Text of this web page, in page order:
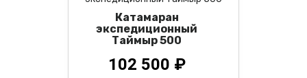
Катамаран
экспедиционный
Таймыр 500
102 500 ₽